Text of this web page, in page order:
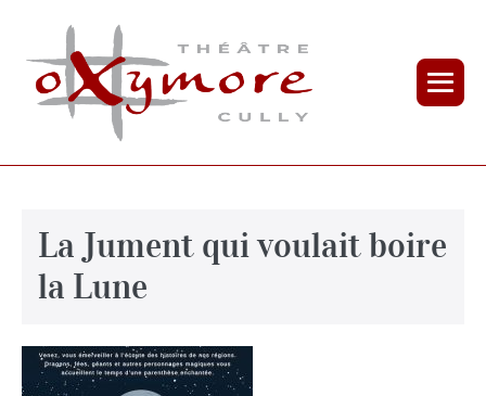
La Jument qui voulait boire
la Lune